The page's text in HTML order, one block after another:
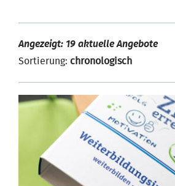
Angezeigt: 19 aktuelle Angebote
Sortierung: chronologisch